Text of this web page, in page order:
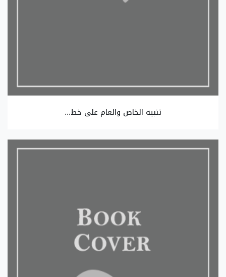
تنبيه الخاص والعام على خط...